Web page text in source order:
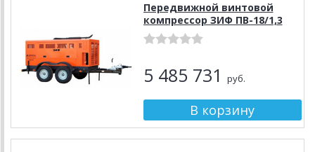
Передвижной винтовой
компрессор ЗИФ ПВ-18/1,3
5 485 731 руб.